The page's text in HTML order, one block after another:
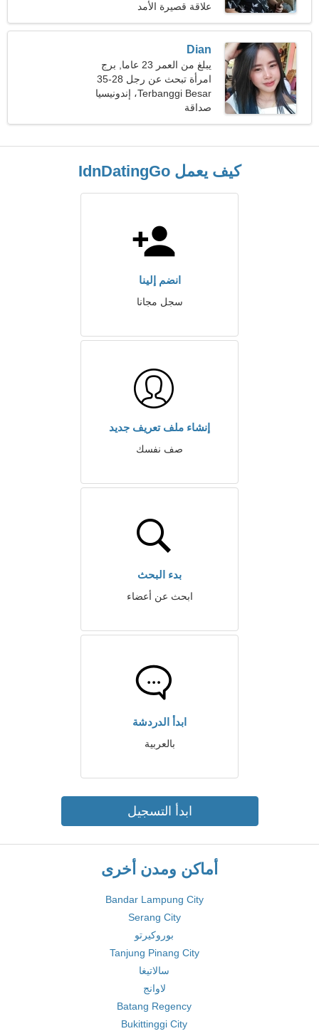
علاقة قصيرة الأمد
Dian
يبلغ من العمر 23 عاما, برج
الحمل
امرأة تبحث عن رجل 28-35
Terbanggi Besar، إندونيسيا
صداقة
كيف يعمل IdnDatingGo
انضم إلينا
سجل مجانا
إنشاء ملف تعريف جديد
صف نفسك
بدء البحث
ابحث عن أعضاء
ابدأ الدردشة
بالعربية
ابدأ التسجيل
أماكن ومدن أخرى
Bandar Lampung City
Serang City
بوروكيرتو
Tanjung Pinang City
سالاتيغا
لاوانج
Batang Regency
Bukittinggi City